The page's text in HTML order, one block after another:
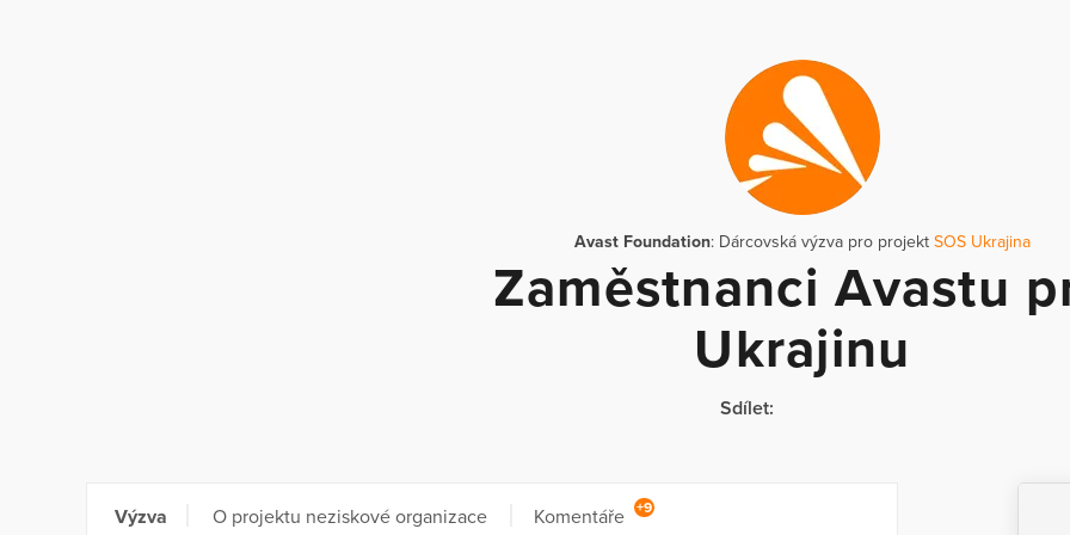
Avast Foundation: Dárcovská výzva pro projekt SOS Ukrajina
Zaměstnanci Avastu
Ukrajinu
Sdílet:
Výzva O projektu neziskové organizace Komentáře +9